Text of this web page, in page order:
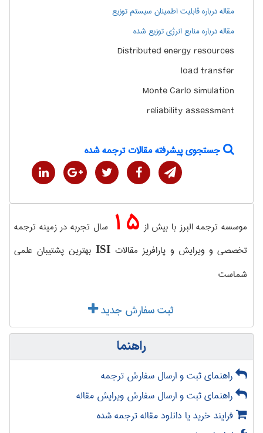
مقاله درباره قابلیت اطمینان سیستم توزیع
مقاله درباره منابع انرژی توزیع شده
Distributed energy resources
load transfer
Monte Carlo simulation
reliability assessment
جستجوی پیشرفته مقالات ترجمه شده
موسسه ترجمه البرز با بیش از 15 سال تجربه در زمینه ترجمه
تخصصی و ویرایش و پارافریز مقالاتISI بهترین پشتیبان علمی
شماست
ثبت سفارش جدید
راهنما
راهنمای ثبت و ارسال سفارش ترجمه
راهنمای ثبت و ارسال سفارش ویرایش مقاله
فرایند خرید یا دانلود مقاله ترجمه شده